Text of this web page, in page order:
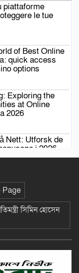
piattaforme
le tue
of Best Online
quick access
options
Exploring the
at Online
2026
Nett: Utforsk de
i 2026
স্কুল এন্ড
জিপিএ- ৫ +
সংবাদ
Pokies
the top slots
Page
সিমিন হোসেন